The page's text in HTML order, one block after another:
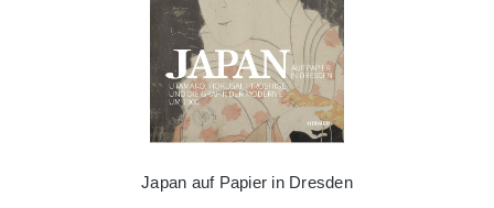
Japan auf Papier in Dresden